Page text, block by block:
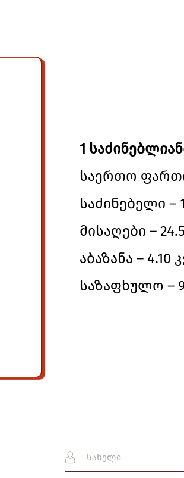
1
საერთო ფართი
საძინებელი –
მისაღები –
აბაზანა – 4.10
საზაფხულო –